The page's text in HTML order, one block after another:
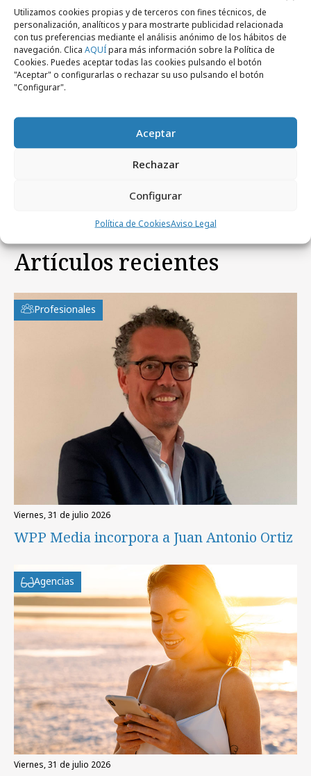
Utilizamos cookies propias y de terceros con fines técnicos, de
personalización, analíticos y para mostrarte publicidad relacionada
con tus preferencias mediante el análisis anónimo de los hábitos de
navegación. Clica AQUÍpara más información sobre la Política de
Cookies. Puedes aceptar todas las cookies pulsando el botón
"Aceptar" o configurarlas o rechazar su uso pulsando el botón
"Configurar".
Aceptar
Rechazar
Configurar
Política de CookiesAviso Legal
Foster´s Hollywood apuesta por la
Artículos recientes
Profesionales
viernes, 31 de julio 2026
WPP Media incorpora a Juan Antonio Ortiz
Agencias
viernes, 31 de julio 2026